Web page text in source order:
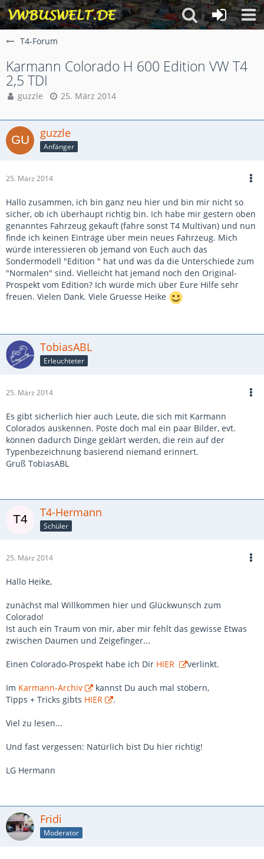
T4-Forum
Karmann Colorado H 600 Edition VW T4
2,5 TDI
guzzle 25. März 2014
guzzle
Anfänger
25. März 2014
Hallo zusammen, ich bin ganz neu hier und bin mir nicht so
sicher, ob ich überhaupt richtig bin. Ich habe mir gestern oben
genanntes Fahrzeug gekauft (fahre sonst T4 Multivan) und nun
finde ich keinen Einträge über mein neues Fahrzeug. Mich
würde interessieren ob jemand von Euch auch das
Sondermodell "Edition " hat und was da die Unterschiede zum
"Normalen" sind. Vielleicht hat jemand noch den Original-
Prospekt vom Edition? Ich würde mich über Eure Hilfe sehr
freuen. Vielen Dank. Viele Gruesse Heike
TobiasABL
Erleuchteter
25. März 2014
Es gibt sicherlich hier auch Leute, die sich mit Karmann
Colorados auskennen. Poste doch mal ein paar Bilder, evt.
können dadurch Dinge geklärt werden, die rein auf der
Typenbezeichnung basierend niemand erinnert.
Gruß TobiasABL
T4-Hermann
Schüler
25. März 2014
Hallo Heike,
zunächst mal Willkommen hier und Glückwunsch zum
Colorado!
Ist auch ein Traum von mir, aber mir fehlt das gewisse Etwas
zwischen Daumen und Zeigefinger...
Einen Colorado-Prospekt habe ich Dir HIER verlinkt.
Im Karmann-Archiv
kannst Du auch mal stöbern,
Tipps + Tricks gibts HIER .
Viel zu lesen...
Und fast vergessen: Natürlich bist Du hier richtig!
LG Hermann
Fridi
Moderator